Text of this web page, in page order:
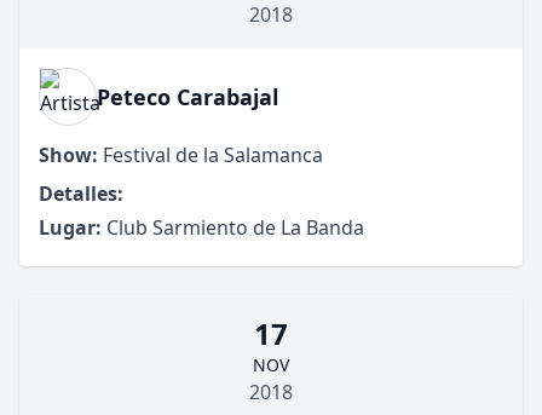
2018
Peteco Carabajal
Show: Festival de la Salamanca
Detalles:
Lugar: Club Sarmiento de La Banda
17
NOV
2018